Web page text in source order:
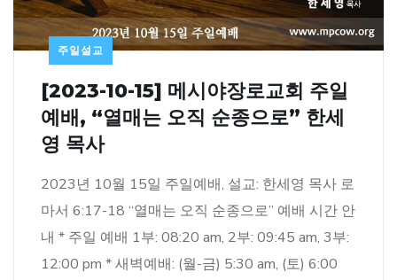
주일설교
[2023-10-15] 메시야장로교회 주일
예배, “열매는 오직 순종으로” 한세
영 목사
2023년 10월 15일 주일예배, 설교: 한세영 목사 로
마서 6:17-18 “열매는 오직 순종으로” 예배 시간 안
내 * 주일 예배 1부: 08:20 am, 2부: 09:45 am, 3부:
12:00 pm * 새벽예배: (월-금) 5:30 am, (토) 6:00